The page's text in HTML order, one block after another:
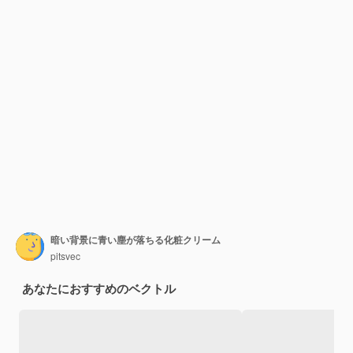
暗い背景に青い塵が落ちる化粧クリーム
pitsvec
あなたにおすすめのベクトル